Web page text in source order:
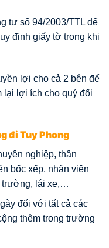
tư số 94/2003/TTL để
định giấy tờ trong khi
lợi cho cả 2 bên để
lại lợi ích cho quý đối
đi Tuy Phong
nghiệp, thân
bốc xếp, nhân viên
trường, lái xe,…
đối với tất cả các
thêm trong trường